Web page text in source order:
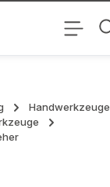
Handwerkzeuge